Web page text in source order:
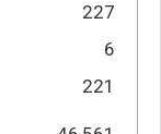
227
6
221